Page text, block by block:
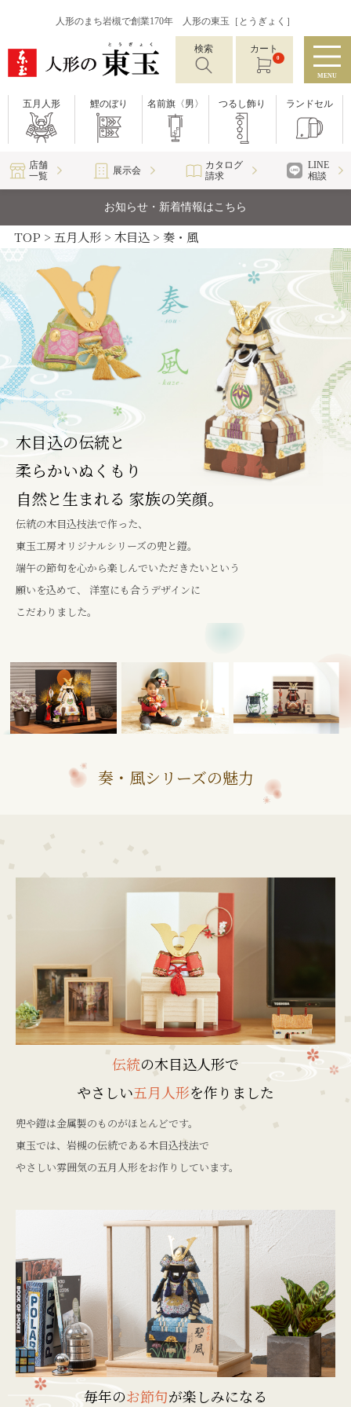
人形のまち岩槻で創業170年 人形の東玉［とうぎょく］
検索 カート
0
MENU
五月人形 鯉のぼり 名前旗〈男〉 つるし飾り ランドセル
店舗
一覧
展示会
カタログ
請求
LINE
相談
お知らせ・新着情報はこちら
TOP 五月人形 木目込 奏・風
木目込の伝統と
柔らかいぬくもり
自然と生まれる 家族の笑顔。
伝統の木目込技法で作った、
東玉工房オリジナルシリーズの兜と鎧。
端午の節句を心から楽しんでいただきたいという
願いを込めて、
洋室にも合うデザインに
こだわりました。
奏・風シリーズの魅力
伝統の木目込人形で
やさしい五月人形を作りました
兜や鎧は金属製のものがほとんどです。
東玉では、岩槻の伝統である木目込技法で
やさしい雰囲気の五月人形をお作りしています。
毎年のお節句が楽しみになる